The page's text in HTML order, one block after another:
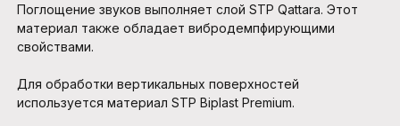
Поглощение звуков выполняет слой STP Qattara. Этот
материал также обладает вибродемпфирующими
свойствами.
Для обработки вертикальных поверхностей
используется материал STP Biplast Premium.